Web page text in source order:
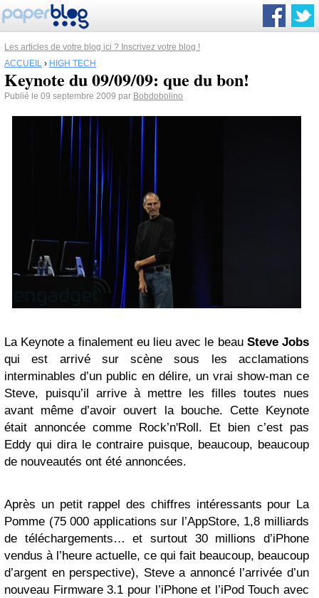
Les articles de votre blog ici ? Inscrivez votre blog !
ACCUEIL › HIGH TECH
Keynote du 09/09/09: que du bon!
Publié le 09 septembre 2009 par Bobdobolino
La Keynote a finalement eu lieu avec le beau Steve Jobs
qui est arrivé sur scène sous les acclamations
interminables d’un public en délire, un vrai show-man ce
Steve, puisqu’il arrive à mettre les filles toutes nues
avant même d’avoir ouvert la bouche. Cette Keynote
était annoncée comme Rock’n'Roll. Et bien c’est pas
Eddy qui dira le contraire puisque, beaucoup, beaucoup
de nouveautés ont été annoncées.
Après un petit rappel des chiffres intéressants pour La
Pomme (75 000 applications sur l’AppStore, 1,8 milliards
de téléchargements… et surtout 30 millions d’iPhone
vendus à l’heure actuelle, ce qui fait beaucoup, beaucoup
d’argent en perspective), Steve a annoncé l’arrivée d’un
nouveau Firmware 3.1 pour l’iPhone et l’iPod Touch avec